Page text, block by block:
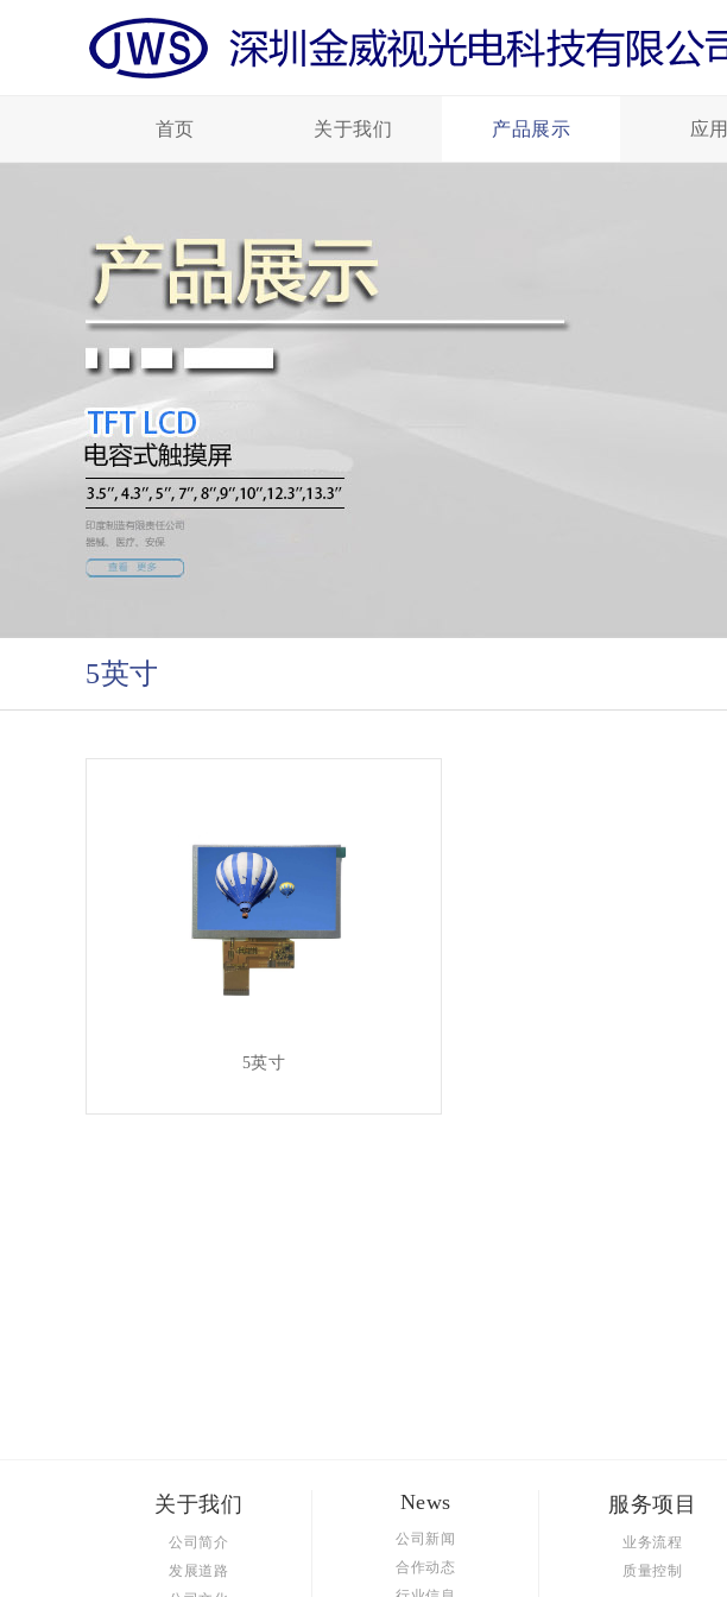
首页 关于我们 产品展示 应用
5英寸
5英寸
关于我们
公司简介
发展道路
News
公司新闻
合作动态
服务项目
业务流程
质量控制